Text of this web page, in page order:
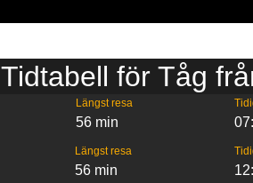
Tidtabell för Tåg
Längst resa
56 min
Längst resa
56 min